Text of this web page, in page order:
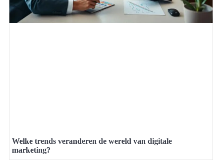
Welke trends veranderen de wereld van digitale
marketing?